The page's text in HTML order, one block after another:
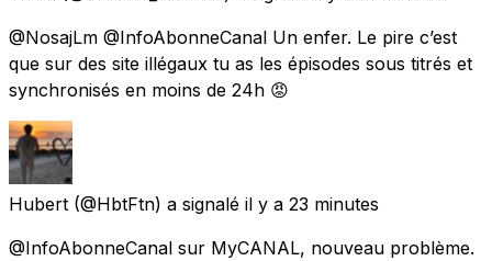
@NosajLm @InfoAbonneCanal Un enfer. Le pire c’est
que sur des site illégaux tu as les épisodes sous titrés et
synchronisés en moins de 24h 😡
Hubert (@HbtFtn) a signalé il y a 23 minutes
@InfoAbonneCanal sur MyCANAL, nouveau problème.